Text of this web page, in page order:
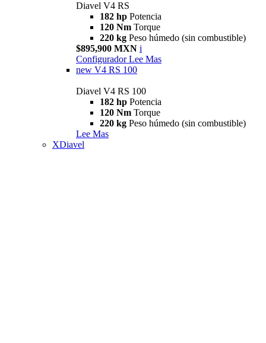
Diavel V4 RS
182 hp Potencia
120 Nm Torque
220 kg Peso húmedo (sin combustible)
$895,900 MXN i
Configurador Lee Mas
new V4 RS 100
Diavel V4 RS 100
182 hp Potencia
120 Nm Torque
220 kg Peso húmedo (sin combustible)
Lee Mas
XDiavel